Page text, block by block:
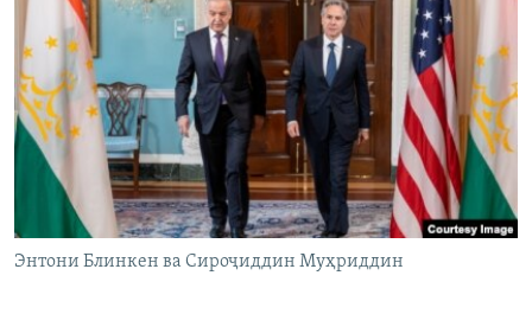
ГУЗОРИШҲОИ РАДИОӢ
Русский
ПАЙГИРӢ КУНЕД
Ҳамаи сомонаҳои RFE/RL
Энтони Блинкен ва Сироҷиддин Муҳриддин